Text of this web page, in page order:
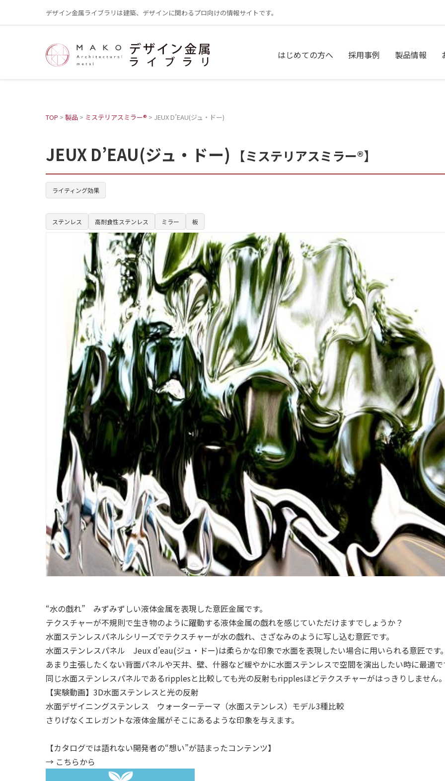
デザイン金属ライブラリは建築、デザインに関わるプロ向けの情報サイトです。
はじめての方へ 採用事例 製品情報
TOP > 製品 > ミステリアスミラー®︎ > JEUX D’EAU(ジュ・ドー)
JEUX D’EAU(ジュ・ドー) 【ミステリアスミラー®︎】
ライティング効果
ステンレス 高耐食性ステンレス ミラー 板
“水の戯れ” みずみずしい液体金属を表現した意匠金属です。
テクスチャーが不規則で生き物のように躍動する液体金属の戯れを感じていただけますでしょうか？
水面ステンレスパネルシリーズでテクスチャーが水の戯れ、さざなみのように写し込む意匠です。
水面ステンレスパネル Jeux d’eau(ジュ・ドー)は柔らかな印象で水面を表現したい場合に用いられる意匠です
あまり主張したくない背面パネルや天井、壁、什器など緩やかに水面ステンレスで空間を演出したい時に最適で
同じ水面ステンレスパネルであるripplesと比較しても光の反射もripplesほどテクスチャーがはっきりしません
【実験動画】3D水面ステンレスと光の反射
水面デザイニングステンレス ウォーターテーマ（水面ステンレス）モデル3種比較
さりげなくエレガントな液体金属がそこにあるような印象を与えます。
【カタログでは語れない開発者の“想い”が詰まったコンテンツ】
→ こちらから